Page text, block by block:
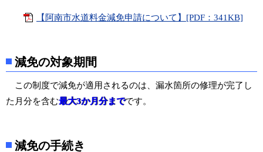
【阿南市水道料金減免申請について】[PDF：341KB]
減免の対象期間
この制度で減免が適用されるのは、漏水箇所の修理が完了し
た月分を含む最大3か月分までです。
減免の手続き